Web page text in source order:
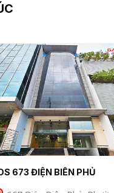
673 ĐIỆN BIÊN PHỦ